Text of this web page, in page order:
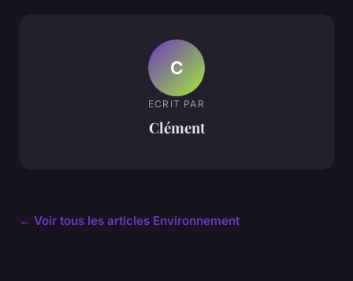
C
ECRIT PAR
Clément
← Voir tous les articles Environnement